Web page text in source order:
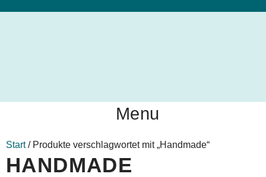
Menu
Start/ Produkte verschlagwortet mit „Handmade“
HANDMADE